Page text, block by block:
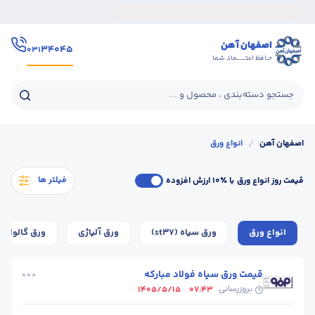
اصفهان آهن
حـافظ اعتــــــماد شما
۳۴۰۴۵۰۳۱
جستجو دسته‌بندی ، محصول و ...
اصفهان آهن / انواع ورق
فیلتر ها قیمت روز انواع ورق با ٪۱۰ ارزش افزوده
انواع ورق ورق سیاه (st37) ورق آلیاژی ورق
قیمت ورق سیاه فولاد مبارکه
بروزرسانی 07:43
1405/5/15